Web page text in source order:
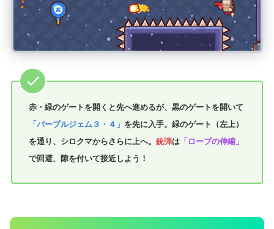
赤・緑のゲートを開くと先へ進めるが、黒のゲートを開いて
「パープルジェム３・４」 を先に入手。緑のゲート（左上）
を通り、シロクマからさらに上へ。 銃弾は「ロープの伸縮」
で回避、隙を付いて接近しよう！